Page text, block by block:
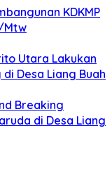
KDKMP
Mtw
Utara Lakukan
Desa Liang Buah
Breaking
di Desa Liang